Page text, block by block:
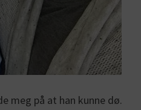
meg på at han kunne dø.